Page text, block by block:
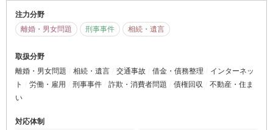
注力分野
離婚・男女問題
刑事事件 相続・遺言
取扱分野
離婚・男女問題
相続・遺言 交通事故 借金・債務整理
インターネッ
ト
労働・雇用 刑事事件 詐欺・消費者問題 債権回収
不動産・住ま
い
対応体制